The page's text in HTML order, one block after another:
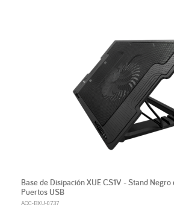
Base de Disipación XUE CS1V - Stand
Puertos USB
ACC-BXU-0737